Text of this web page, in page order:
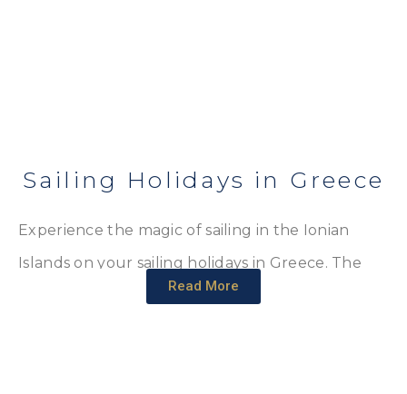
Sailing Holidays in Greece
Experience the magic of sailing in the Ionian
Islands on your sailing holidays in Greece. The
Ionian Sea, with its roots in Greek mythology and
Read More